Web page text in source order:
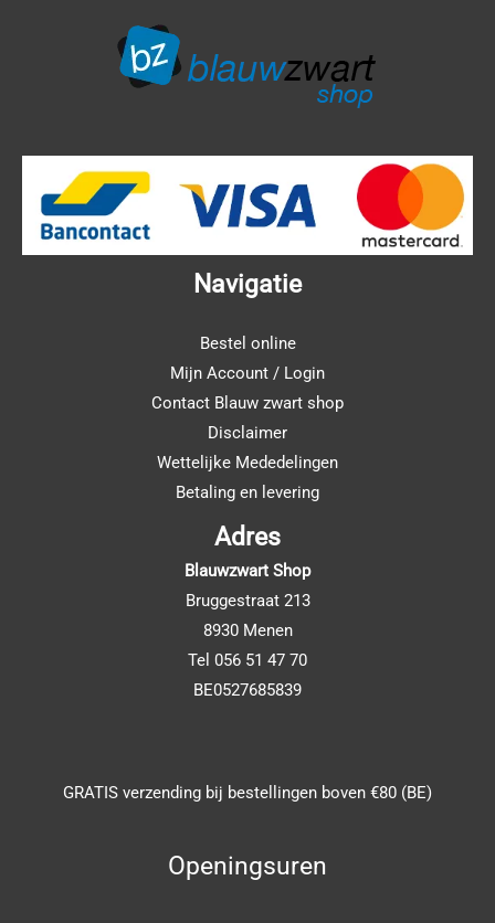
Navigatie
Bestel online
Mijn Account / Login
Contact Blauw zwart shop
Disclaimer
Wettelijke Mededelingen
Betaling en levering
Adres
Blauwzwart Shop
Bruggestraat 213
8930 Menen
Tel 056 51 47 70
BE0527685839
GRATIS verzending bij bestellingen boven €80 (BE)
Openingsuren